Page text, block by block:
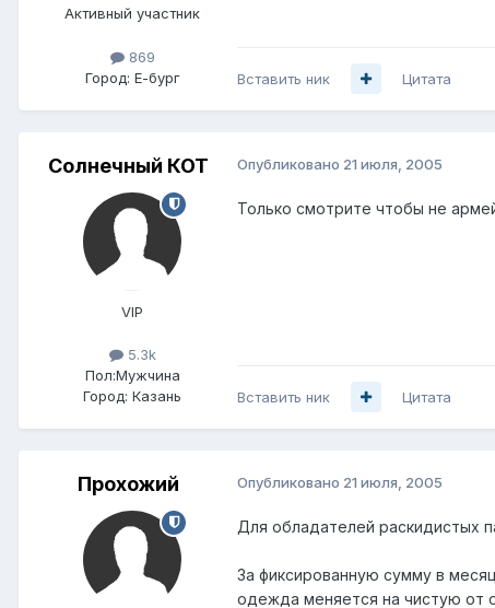
Активный участник
869
Город: Е-бург Вставить ник Цитата
Солнечный КОТ
VIP
5.3k
Пол:Мужчина
Город: Казань
Опубликовано 21 июля, 2005
Только смотрите чтобы не
Вставить ник Цитата
Прохожий Опубликовано 21 июля, 2005
Для обладателей раскидистых
За фиксированную сумму в
одежда меняется на чистую от